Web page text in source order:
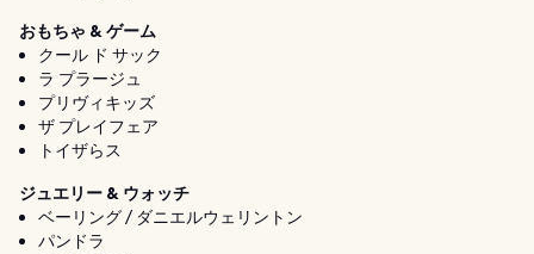
おもちゃ & ゲーム
クール ド サック
ラ プラージュ
プリヴィキッズ
ザ プレイフェア
トイザらス
ジュエリー & ウォッチ
ベーリング / ダニエルウェリントン
パンドラ